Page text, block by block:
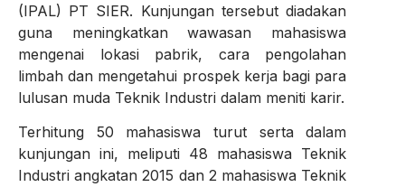
(IPAL) PT SIER. Kunjungan tersebut diadakan
guna meningkatkan wawasan mahasiswa
mengenai lokasi pabrik, cara pengolahan
limbah dan mengetahui prospek kerja bagi para
lulusan muda Teknik Industri dalam meniti karir.
Terhitung 50 mahasiswa turut serta dalam
kunjungan ini, meliputi 48 mahasiswa Teknik
Industri angkatan 2015 dan 2 mahasiswa Teknik